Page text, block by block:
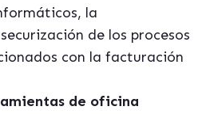
la
de los procesos
con la facturación
de oficina